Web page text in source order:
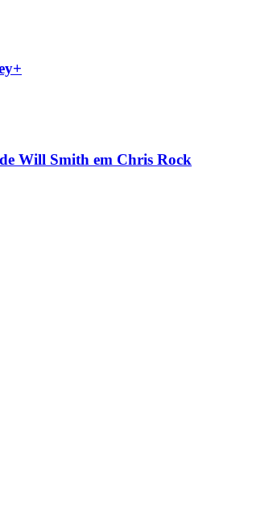
Will Smith em Chris Rock